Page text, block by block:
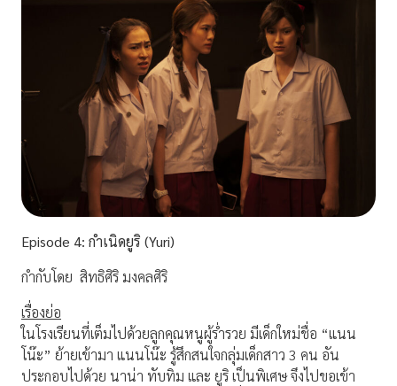
Episode 4: กำเนิดยูริ (Yuri)
กำกับโดย สิทธิศิริ มงคลศิริ
เรื่องย่อ
ในโรงเรียนที่เต็มไปด้วยลูกคุณหนูผู้ร่ำรวย มีเด็กใหม่ชื่อ “แนน
โน๊ะ” ย้ายเข้ามา แนนโน๊ะ รู้สึกสนใจกลุ่มเด็กสาว 3 คน อัน
ประกอบไปด้วย นาน่า ทับทิม และ ยูริ เป็นพิเศษ จึงไปขอเข้า